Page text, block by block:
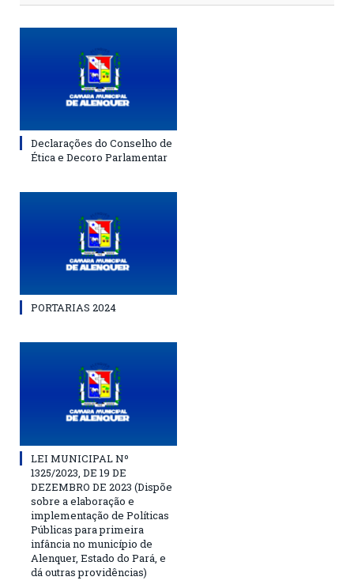
Declarações do Conselho de
Ética e Decoro Parlamentar
PORTARIAS 2024
LEI MUNICIPAL Nº
1325/2023, DE 19 DE
DEZEMBRO DE 2023 (Dispõe
sobre a elaboração e
implementação de Políticas
Públicas para primeira
infância no município de
Alenquer, Estado do Pará, e
dá outras providências)